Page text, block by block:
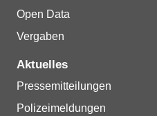
Open Data
Vergaben
Aktuelles
Pressemitteilungen
Polizeimeldungen